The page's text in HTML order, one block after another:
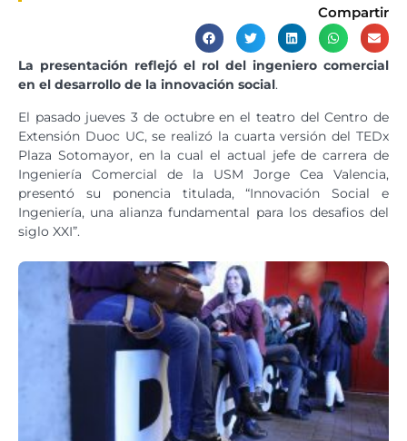
Compartir
La presentación reflejó el rol del ingeniero comercial
en el desarrollo de la innovación social.
El pasado jueves 3 de octubre en el teatro del Centro de
Extensión Duoc UC, se realizó la cuarta versión del TEDx
Plaza Sotomayor, en la cual el actual jefe de carrera de
Ingeniería Comercial de la USM Jorge Cea Valencia,
presentó su ponencia titulada, “Innovación Social e
Ingeniería, una alianza fundamental para los desafios del
siglo XXI”.